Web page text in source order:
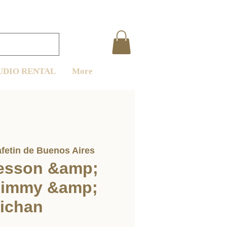
RENTAL More
de Buenos Aires
&amp;
&amp;